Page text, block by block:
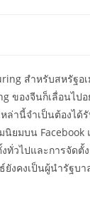
สำหรับสหรัฐอ
ของจีนก็เลื่อนไป
นี้จำเป็นต้องได้
ยมบน
ทั่วไปและการจัด
งคงเป็นผู้นำรัฐ